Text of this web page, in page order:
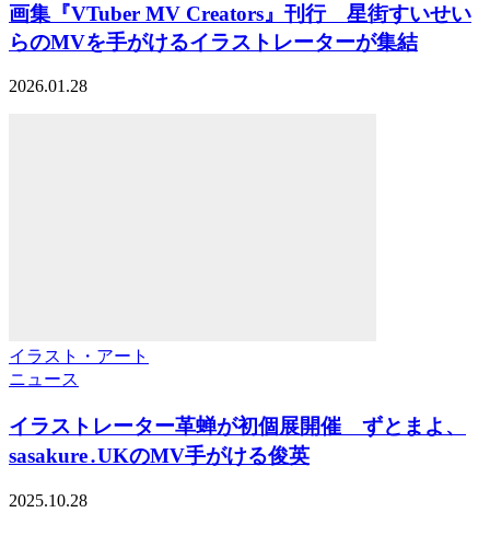
画集『VTuber MV Creators』刊行 星街すいせい
らのMVを手がけるイラストレーターが集結
2026.01.28
イラスト・アート
ニュース
イラストレーター革蝉が初個展開催 ずとまよ、
sasakure․UKのMV手がける俊英
2025.10.28